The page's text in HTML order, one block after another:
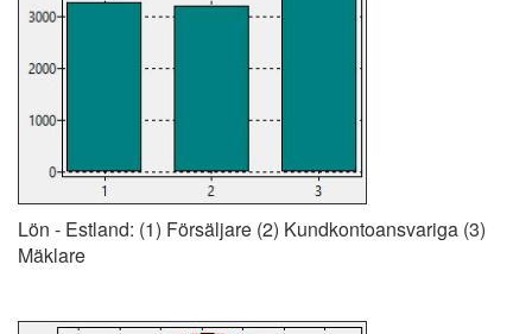
Lön - Estland: (1) Försäljare (2) Kundkontoansvariga (3)
Mäklare